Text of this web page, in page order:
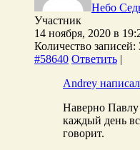
Небо
Участник
14 ноября, 2020 в
Количество записей:
#58640 Ответить |
Andrey
Наверно Павлу
каждый день
говорит.